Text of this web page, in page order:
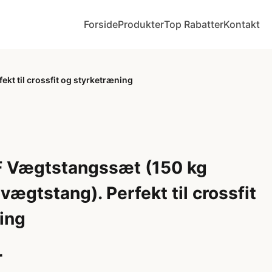
ForsideProdukterTop RabatterKontakt
til crossfit og styrketræning
Vægtstangssæt (150 kg
vægtstang). Perfekt til crossfit